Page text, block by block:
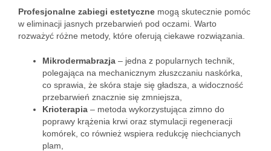
Profesjonalne zabiegi estetyczne mogą skutecznie pomóc
w eliminacji jasnych przebarwień pod oczami. Warto
rozważyć różne metody, które oferują ciekawe rozwiązania.
Mikrodermabrazja – jedna z popularnych technik,
polegająca na mechanicznym złuszczaniu naskórka,
co sprawia, że skóra staje się gładsza, a widoczność
przebarwień znacznie się zmniejsza,
Krioterapia – metoda wykorzystująca zimno do
poprawy krążenia krwi oraz stymulacji regeneracji
komórek, co również wspiera redukcję niechcianych
plam,